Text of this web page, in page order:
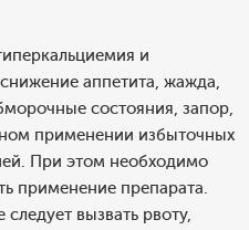
и
аппетита, жажда,
состояния, запор,
применении избыточных
При этом необходимо
применение препарата.
вызвать рвоту,